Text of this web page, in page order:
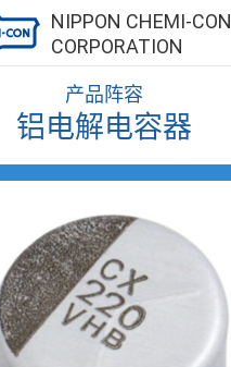
NIPPON CHEMI-CON
CORPORATION
产品阵容
铝电解电容器